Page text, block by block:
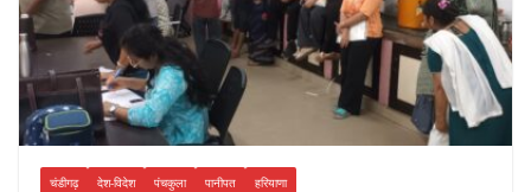
चंडीगढ़ देश-विदेश पंचकुला पानीपत हरियाणा